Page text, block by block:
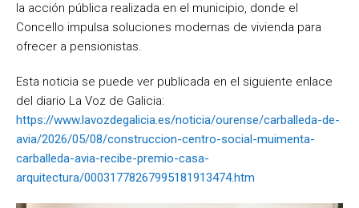
la acción pública realizada en el municipio, donde el
Concello impulsa soluciones modernas de vivienda para
ofrecer a pensionistas.
Esta noticia se puede ver publicada en el siguiente enlace
del diario La Voz de Galicia:
https://www.lavozdegalicia.es/noticia/ourense/carballeda-de-
avia/2026/05/08/construccion-centro-social-muimenta-
carballeda-avia-recibe-premio-casa-
arquitectura/00031778267995181913474.htm